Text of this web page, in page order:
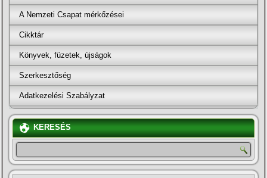
A Nemzeti Csapat mérkőzései
Cikktár
Könyvek, füzetek, újságok
Szerkesztőség
Adatkezelési Szabályzat
KERESÉS